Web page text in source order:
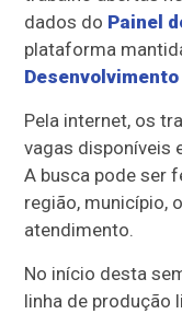
dados do Painel
plataforma
Pela internet, os
vagas disponíveis
A busca pode ser
região, município,
atendimento.
No início desta
linha de produção